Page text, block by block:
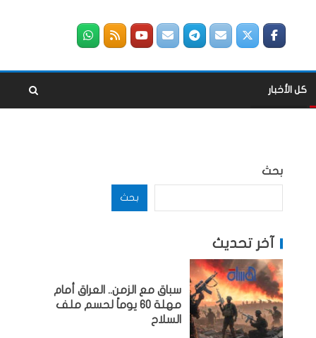
كل الأخبار
بحث
بحث
آخر تحديث
سباق مع الزمن.. العراق أمام
مهلة 60 يوماً لحسم ملف
السلاح